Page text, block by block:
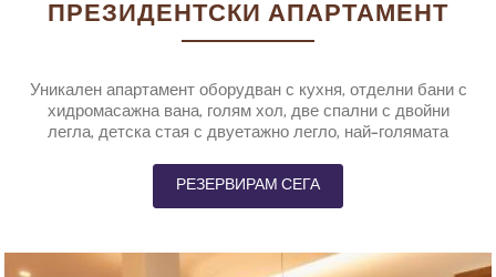
ПРЕЗИДЕНТСКИ АПАРТАМЕНТ
Уникален апартамент оборудван с кухня, отделни бани с
хидромасажна вана, голям хол, две спални с двойни
легла, детска стая с двуетажно легло, най-голямата
РЕЗЕРВИРАМ СЕГА